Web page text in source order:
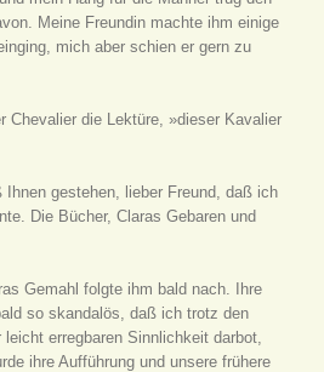
Meine Freundin machte ihm einige
mich aber schien er gern zu
Chevalier die Lektüre, »dieser Kavalier
gestehen, lieber Freund, daß ich
Die Bücher, Claras Gebaren und
Gemahl folgte ihm bald nach. Ihre
so skandalös, daß ich trotz den
leicht erregbaren Sinnlichkeit darbot,
ihre Aufführung und unsere frühere